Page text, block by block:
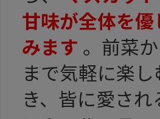
甘味が全体を
みます 。前菜
まで気軽に楽
き、皆に愛さ